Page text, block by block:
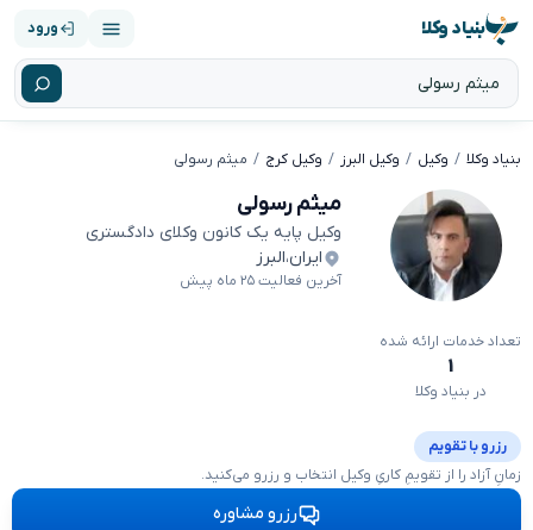
بنیاد وکلا ورود
بنیاد وکلا وکیل وکیل البرز وکیل کرج میثم رسولی
میثم رسولی
وکیل پایه یک کانون وکلای دادگستری
ایران،البرز
آخرین فعالیت ۲۵ ماه پیش
تعداد خدمات ارائه شده
۱
در بنیاد وکلا
رزرو با تقویم
زمانِ آزاد را از تقویمِ کاریِ وکیل انتخاب و رزرو می‌کنید.
رزرو مشاوره